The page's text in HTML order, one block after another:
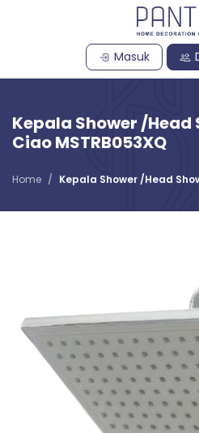
Masuk
Kepala Shower /Head
Ciao MSTRB053XQ
Home Kepala Shower /Head